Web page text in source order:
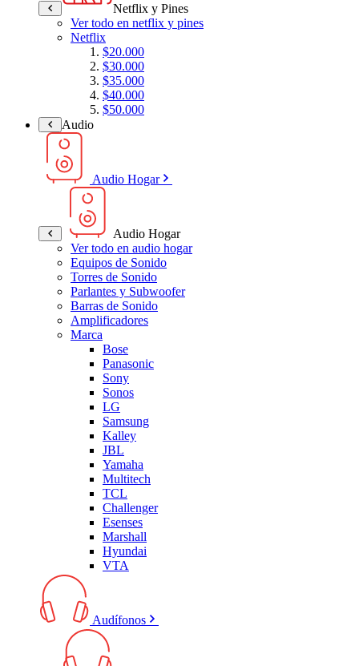
Netflix y Pines
Ver todo en netflix y pines
Netflix
$20.000
$30.000
$35.000
$40.000
$50.000
Audio
Audio Hogar
Audio Hogar
Ver todo en audio hogar
Equipos de Sonido
Torres de Sonido
Parlantes y Subwoofer
Barras de Sonido
Amplificadores
Marca
Bose
Panasonic
Sony
Sonos
LG
Samsung
Kalley
JBL
Yamaha
Multitech
TCL
Challenger
Esenses
Marshall
Hyundai
VTA
Audífonos